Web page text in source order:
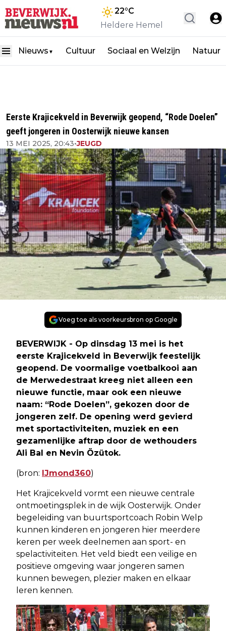
22°C
Heldere Hemel
Nieuws ▼ Cultuur Sociaal en Welzijn Natuur
Eerste Krajicekveld in Beverwijk geopend, “Rode Doelen”
geeft jongeren in Oosterwijk nieuwe kansen
13 MEI 2025, 20:43•JEUGD
Voeg toe als voorkeursbron op Google
BEVERWIJK - Op dinsdag 13 mei is het
eerste Krajicekveld in Beverwijk feestelijk
geopend. De voormalige voetbalkooi aan
de Merwedestraat kreeg niet alleen een
nieuwe functie, maar ook een nieuwe
naam: “Rode Doelen”, gekozen door de
jongeren zelf. De opening werd gevierd
met sportactiviteiten, muziek en een
gezamenlijke aftrap door de wethouders
Ali Bal en Nevin Özütok.
(bron: IJmond360)
Het Krajicekveld vormt een nieuwe centrale
ontmoetingsplek in de wijk Oosterwijk. Onder
begeleiding van buurtsportcoach Robin Welp
kunnen kinderen en jongeren hier meerdere
keren per week deelnemen aan sport- en
spelactiviteiten. Het veld biedt een veilige en
positieve omgeving waar jongeren samen
kunnen bewegen, plezier maken en elkaar
leren kennen.